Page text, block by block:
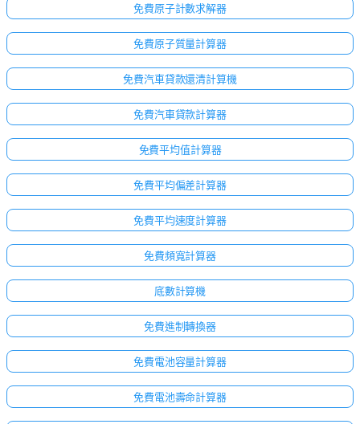
免費原子計數求解器
免費原子質量計算器
免費汽車貸款還清計算機
免費汽車貸款計算器
免費平均值計算器
免費平均偏差計算器
免費平均速度計算器
免費頻寬計算器
底數計算機
免費進制轉換器
免費電池容量計算器
免費電池壽命計算器